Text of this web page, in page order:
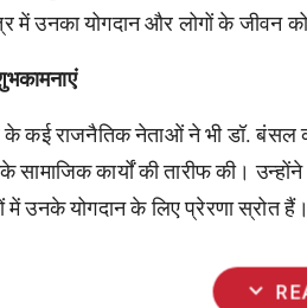
में उनका योगदान और लोगों के जीवन
कई राजनैतिक नेताओं ने भी डॉ. बंसल
सामाजिक कार्यों की तारीफ की।
में उनके योगदान के लिए प्रेरणा स्रोत हैं।
expand_more